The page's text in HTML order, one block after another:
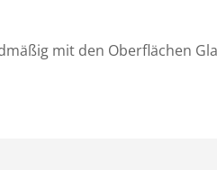
mit den Oberflächen